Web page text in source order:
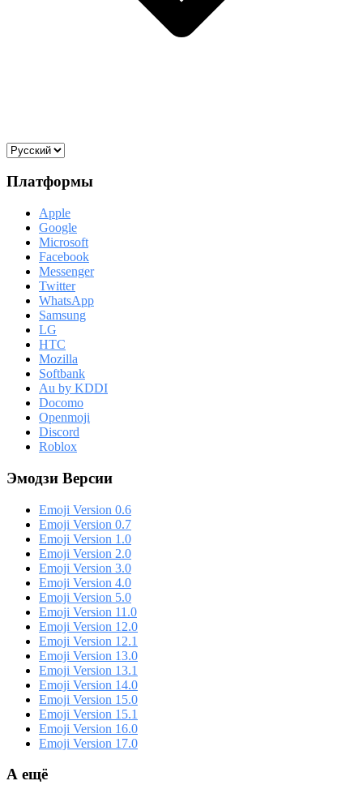
Платформы
Apple
Google
Microsoft
Facebook
Messenger
Twitter
WhatsApp
Samsung
LG
HTC
Mozilla
Softbank
Au by KDDI
Docomo
Openmoji
Discord
Roblox
Эмодзи Версии
Emoji Version 0.6
Emoji Version 0.7
Emoji Version 1.0
Emoji Version 2.0
Emoji Version 3.0
Emoji Version 4.0
Emoji Version 5.0
Emoji Version 11.0
Emoji Version 12.0
Emoji Version 12.1
Emoji Version 13.0
Emoji Version 13.1
Emoji Version 14.0
Emoji Version 15.0
Emoji Version 15.1
Emoji Version 16.0
Emoji Version 17.0
А ещё